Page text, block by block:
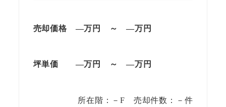
売却価格 —万円 ～ —万円
坪単価 —万円 ～—万円
所在階：－F 売却件数：－件